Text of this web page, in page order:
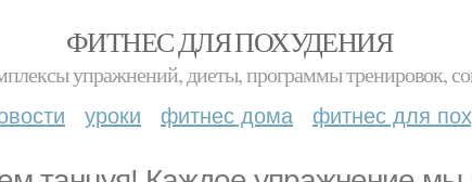
ФИТНЕС ДЛЯ ПОХУДЕНИЯ
упражнений, диеты, программы тренировок,
уроки фитнес дома фитнес для